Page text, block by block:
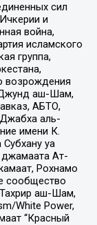
сил
и
война,
исламского
группа,
возрождения
Джунд аш-Шам,
АБТО,
аль-
имени К.
уа
Ат-
Рохнамо
сообщество
аш-Шам,
White Power,
“Красный